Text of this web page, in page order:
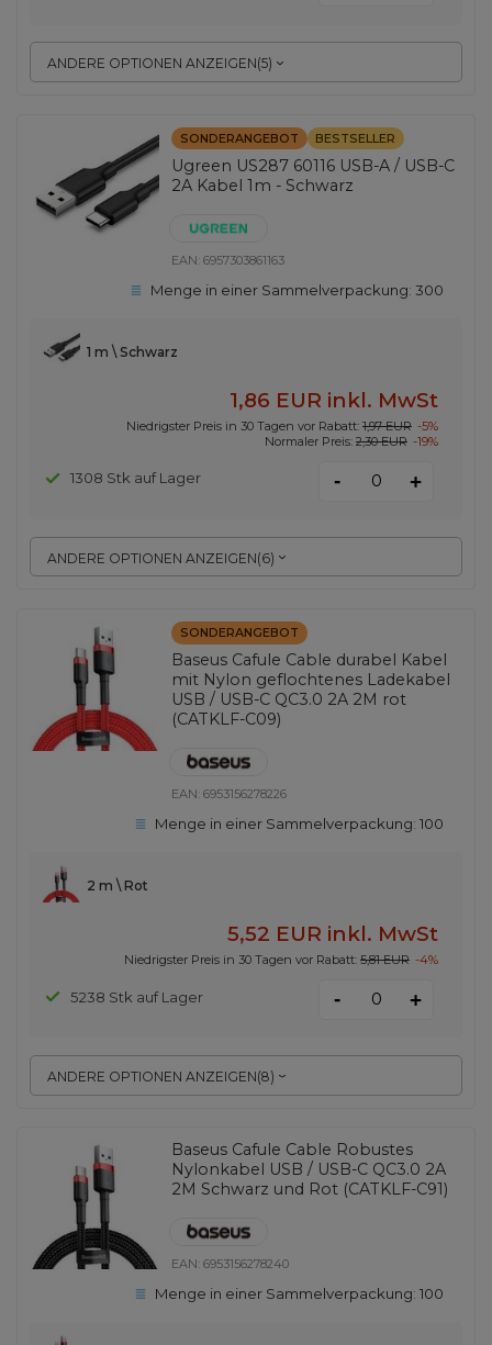
ANDERE OPTIONEN ANZEIGEN(5)
SONDERANGEBOT BESTSELLER
Ugreen US287 60116 USB-A / USB-C
2A Kabel 1m - Schwarz
EAN:6957303861163
Menge in einer Sammelverpackung:300
ANDERE OPTIONEN ANZEIGEN(6)
1 m \ Schwarz
1,86 EUR inkl. MwSt
Niedrigster Preis in 30 Tagen vor Rabatt: 1,97 EUR -5%
Normaler Preis: 2,30 EUR -19%
1308 Stk auf Lager - +
SONDERANGEBOT
Baseus Cafule Cable durabel Kabel
mit Nylon geflochtenes Ladekabel
USB / USB-C QC3.0 2A 2M rot
(CATKLF-C09)
EAN:6953156278226
Menge in einer Sammelverpackung:100
ANDERE OPTIONEN ANZEIGEN(8)
2 m \ Rot
5,52 EUR inkl. MwSt
Niedrigster Preis in 30 Tagen vor Rabatt: 5,81 EUR -4%
5238 Stk auf Lager - +
Baseus Cafule Cable Robustes
Nylonkabel USB / USB-C QC3.0 2A
2M Schwarz und Rot (CATKLF-C91)
EAN:6953156278240
Menge in einer Sammelverpackung:100